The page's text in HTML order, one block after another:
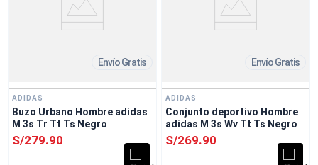
Envío Gratis
ADIDAS
Buzo Urbano Hombre adidas
M 3s Tr Tt Ts Negro
S/279.90
Envío Gratis
ADIDAS
Conjunto deportivo Hombre
adidas M 3s Wv Tt Ts Negro
S/269.90